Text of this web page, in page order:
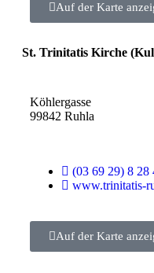
Auf der Karte
St. Trinitatis Kirche
Köhlergasse
99842 Ruhla
(03 69 29) 8 28
www.trinitatis-
Auf der Karte